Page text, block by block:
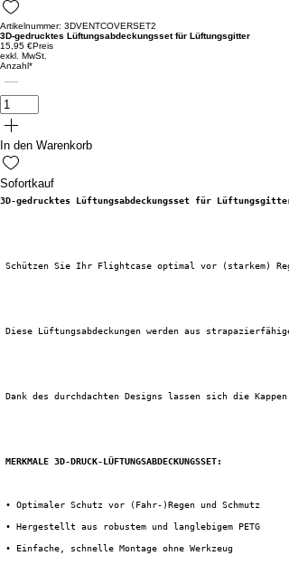
Artikelnummer: 3DVENTCOVERSET2
3D-gedrucktes Lüftungsabdeckungsset für Lüftungsgitter
15,95 €Preis
exkl. MwSt.
Anzahl*
In den Warenkorb
Sofortkauf
3D-gedrucktes Lüftungsabdeckungsset für
Schützen Sie Ihr Flightcase optimal vor (starkem)
Diese Lüftungsabdeckungen werden aus
Dank des durchdachten Designs lassen sich die
MERKMALE 3D-DRUCK-LÜFTUNGSABDECKUNGSSET:
• Optimaler Schutz vor (Fahr-)Regen und Schmutz
• Hergestellt aus robustem und langlebigem PETG
• Einfache, schnelle Montage ohne Werkzeug